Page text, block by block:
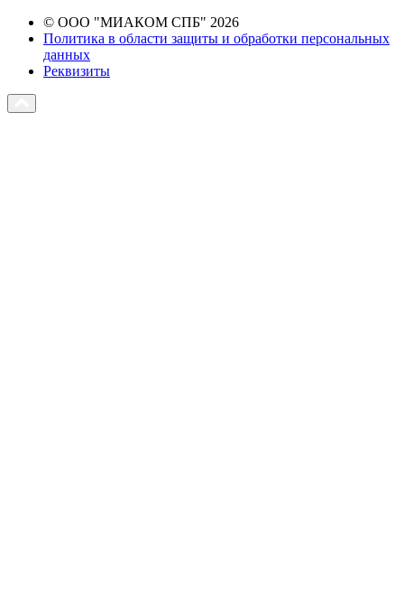
© ООО "МИАКОМ СПБ" 2026
Политика в области защиты и обработки персональных
данных
Реквизиты